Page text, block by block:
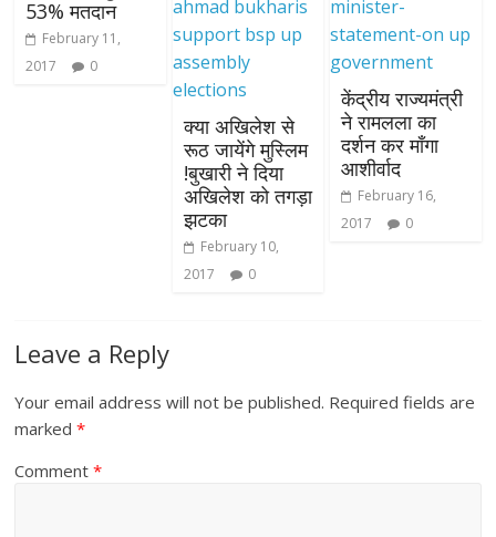
53% मतदान
February 11,
2017
0
क्या अखिलेश से
रूठ जायेंगे मुस्लिम
!बुखारी ने दिया
अखिलेश को तगड़ा
झटका
February 10,
2017
0
केंद्रीय राज्यमंत्री
ने रामलला का
दर्शन कर माँगा
आशीर्वाद
February 16,
2017
0
Leave a Reply
Your email address will not be published. Required fields are
marked*
Comment*